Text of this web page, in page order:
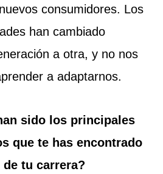
consumidores. Los
han cambiado
a otra, y no nos
a adaptarnos.
sido los principales
que te has encontrado
tu carrera?